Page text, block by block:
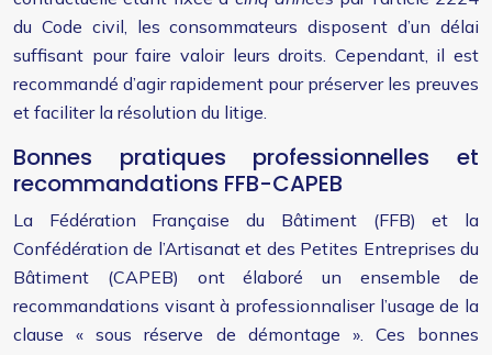
du Code civil, les consommateurs disposent d’un délai
suffisant pour faire valoir leurs droits. Cependant, il est
recommandé d’agir rapidement pour préserver les preuves
et faciliter la résolution du litige.
Bonnes pratiques professionnelles et
recommandations FFB-CAPEB
La Fédération Française du Bâtiment (FFB) et la
Confédération de l’Artisanat et des Petites Entreprises du
Bâtiment (CAPEB) ont élaboré un ensemble de
recommandations visant à professionnaliser l’usage de la
clause « sous réserve de démontage ». Ces bonnes